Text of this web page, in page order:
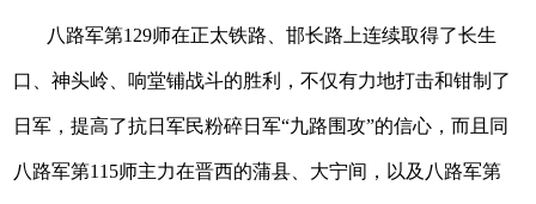
八路军第129师在正太铁路、邯长路上连续取得了长生
口、神头岭、响堂铺战斗的胜利，不仅有力地打击和钳制了
日军，提高了抗日军民粉碎日军“九路围攻”的信心，而且同
八路军第115师主力在晋西的蒲县、大宁间，以及八路军第